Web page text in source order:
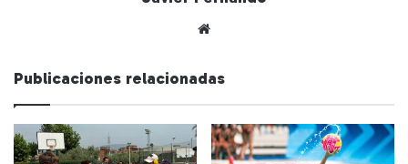
we
Publicaciones relacionadas